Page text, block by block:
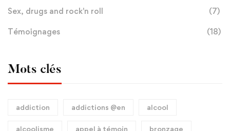
Sex, drugs and rock'n roll (7)
Témoignages (18)
Mots clés
addiction addictions @en alcool
alcoolisme appel à témoin bronzage